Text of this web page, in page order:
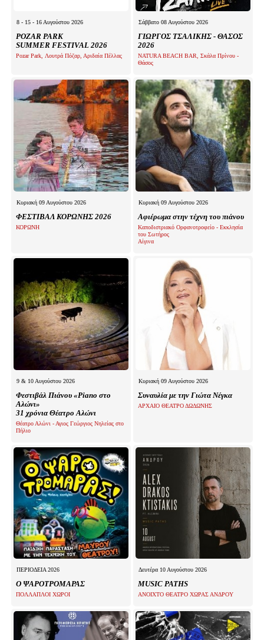
8 - 15 - 16 Αυγούστου 2026
POZAR PARK
SUMMER FESTIVAL 2026
Pozar Park, Λουτρά Πόζαρ, Αριδαία Πέλλας
Σάββατο 08 Αυγούστου 2026
ΓΙΩΡΓΟΣ ΤΣΑΛΙΚΗΣ - ΘΑΣΟΣ
2026
NATURA BEACH BAR, Σκάλα Πρίνου -
Θάσος
Κυριακή 09 Αυγούστου 2026
ΦΕΣΤΙΒΑΛ ΚΟΡΩΝΗΣ 2026
ΚΟΡΩΝΗ
Κυριακή 09 Αυγούστου 2026
Αφιέρωμα στην τέχνη του πιάνου
Καποδιστριακό Ορφανοτροφείο - Εκκλησία
του Σωτήρος
Αίγινα
9 & 10 Αυγούστου 2026
Φεστιβάλ Πιάνου «Piano στο
Αλώνι»
31 χρόνια Θέατρο Αλώνι
Θέατρο Αλώνι - Αγιος Γεώργιος Νηλείας στο
Πήλιο
Κυριακή 09 Αυγούστου 2026
Συναυλία με την Γιώτα Νέγκα
ΑΡΧΑΙΟ ΘΕΑΤΡΟ ΔΩΔΩΝΗΣ
ΠΕΡΙΟΔΕΙΑ 2026
Ο ΨΑΡΟΤΡΟΜΑΡΑΣ
ΠΟΛΛΑΠΛΟΙ ΧΩΡΟΙ
Δευτέρα 10 Αυγούστου 2026
MUSIC PATHS
ΑΝΟΙΧΤΟ ΘΕΑΤΡΟ ΧΩΡΑΣ ΑΝΔΡΟΥ